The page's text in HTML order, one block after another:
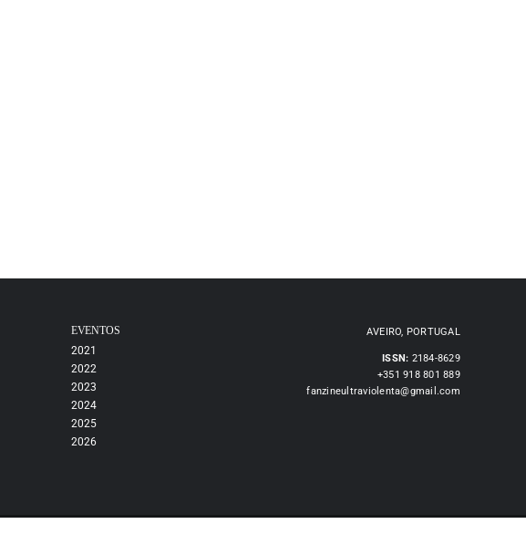
EVENTOS
2021
2022
2023
2024
2025
2026
AVEIRO, PORTUGAL
ISSN: 2184-8629
+351 918 801 889
fanzineultraviolenta@gmail.com